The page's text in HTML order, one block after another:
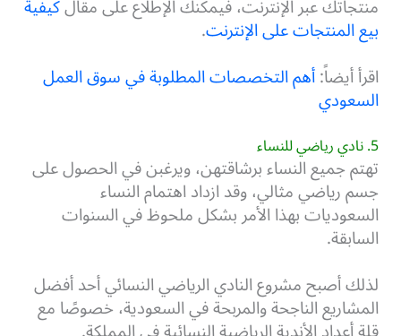
منتجاتك عبر الإنترنت، فيمكنك الإطلاع على مقالكيفية
بيع المنتجات على الإنترنت.
اقرأ أيضاً:أهم التخصصات المطلوبة في سوق العمل
السعودي
5. نادي رياضي للنساء
تهتم جميع النساء برشاقتهن، ويرغبن في الحصول على
جسم رياضي مثالي، وقد ازداد اهتمام النساء
السعوديات بهذا الأمر بشكل ملحوظ في السنوات
السابقة.
لذلك أصبح مشروع النادي الرياضي النسائي أحد أفضل
المشاريع الناجحة والمربحة في السعودية، خصوصًا مع